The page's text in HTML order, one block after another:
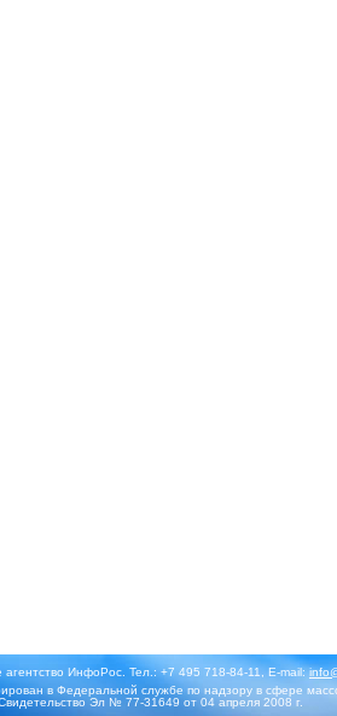
ИнфоРос. Тел.: +7 495 718-84-11, E-mail:
в Федеральной службе по надзору в сфере
Эл № 77-31649 от 04 апреля 2008 г.